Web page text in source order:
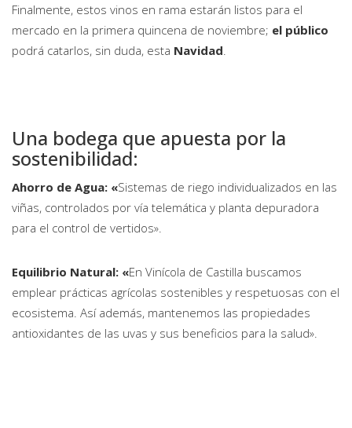
Finalmente, estos vinos en rama estarán listos para el
mercado en la primera quincena de noviembre; el público
podrá catarlos, sin duda, esta Navidad
Una bodega que apuesta por la
sostenibilidad:
Ahorro de Agua: «Sistemas de riego individualizados en las
viñas, controlados por vía telemática y planta depuradora
para el control de vertidos».
Equilibrio Natural: «En Vinícola de Castilla buscamos
emplear prácticas agrícolas sostenibles y respetuosas con el
ecosistema. Así además, mantenemos las propiedades
antioxidantes de las uvas y sus beneficios para la salud».